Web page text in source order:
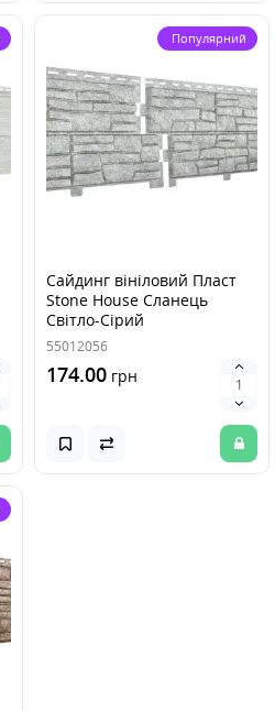
Популярний
Сайдинг вініловий Пласт
Stone House Сланець
Світло-Сірий
55012056
174.00 грн